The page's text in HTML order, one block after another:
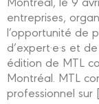
entreprises,
l’opportunité de
d’expert·e·s et
édition de MTL
Montréal. MTL
professionnel